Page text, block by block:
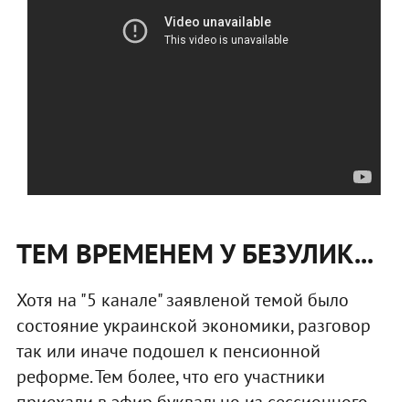
ТЕМ ВРЕМЕНЕМ У БЕЗУЛИК...
Хотя на "5 канале" заявленой темой было
состояние украинской экономики, разговор
так или иначе подошел к пенсионной
реформе. Тем более, что его участники